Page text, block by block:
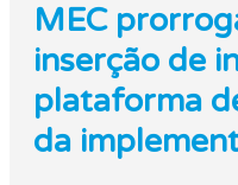
MEC
inserção de
plataforma
da